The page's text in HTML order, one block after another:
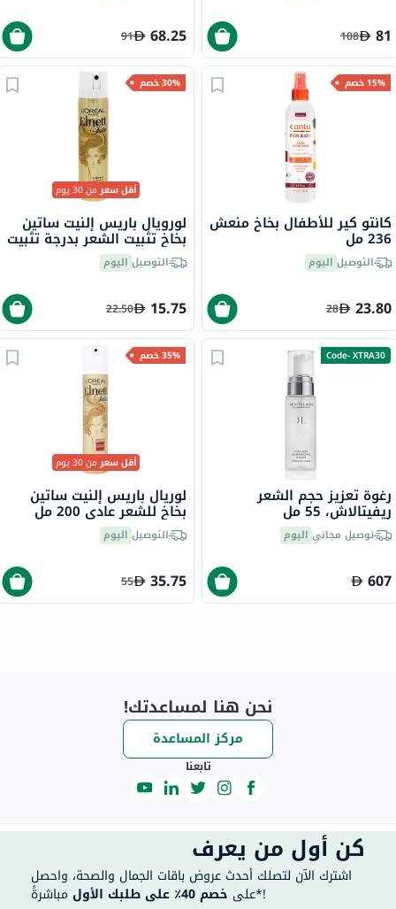
81
108
68.25
91
15% خصم
كانتو كير للأطفال بخاخ منعش
236 مل
التوصيل اليوم
23.80
28
30% خصم
أقل سعرمن 30 يوم
لورويال باريس إلنيت ساتين
بخاخ تثبيت الشعر بدرجة تثبيت
عادي، 75 مل
التوصيل اليوم
15.75
22.50
Code- XTRA30
رغوة تعزيز حجم الشعر
ريفيتالاش، 55 مل
توصيل مجاني اليوم
607
35% خصم
أقل سعرمن 30 يوم
لوريال باريس إلنيت ساتين
بخاخ للشعر عادي 200 مل
التوصيل اليوم
35.75
55
نحن هنا لمساعدتك!
مركز المساعدة
تابعنا
كن أول من يعرف
اشترك الآن لتصلك أحدث عروض باقات الجمال والصحة، واحصل
على خصم 40٪ على طلبك الأول مباشرةً*!